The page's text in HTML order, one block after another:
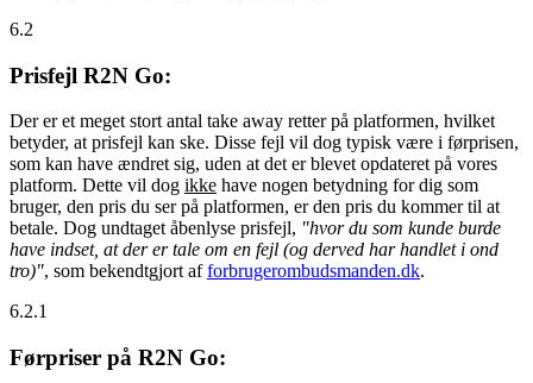
6.2
Prisfejl R2N Go:
Der er et meget stort antal take away retter på platformen, hvilket
betyder, at prisfejl kan ske. Disse fejl vil dog typisk være i førprisen,
som kan have ændret sig, uden at det er blevet opdateret på vores
platform. Dette vil dog ikke have nogen betydning for dig som
bruger, den pris du ser på platformen, er den pris du kommer til at
betale. Dog undtaget åbenlyse prisfejl, "hvor du som kunde burde
have indset, at der er tale om en fejl (og derved har handlet i ond
tro)", som bekendtgjort afforbrugerombudsmanden.dk.
6.2.1
Førpriser på R2N Go: